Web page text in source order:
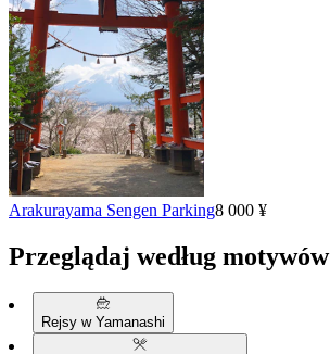
Arakurayama Sengen Parking8 000 ¥
Przeglądaj według motywów
Rejsy w Yamanashi